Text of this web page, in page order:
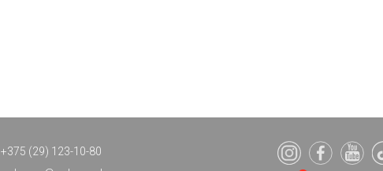
+375 (29) 123-10-80